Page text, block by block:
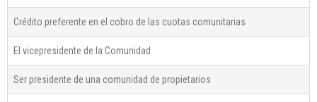
Crédito preferente en el cobro de las cuotas comunitarias
El vicepresidente de la Comunidad
Ser presidente de una comunidad de propietarios